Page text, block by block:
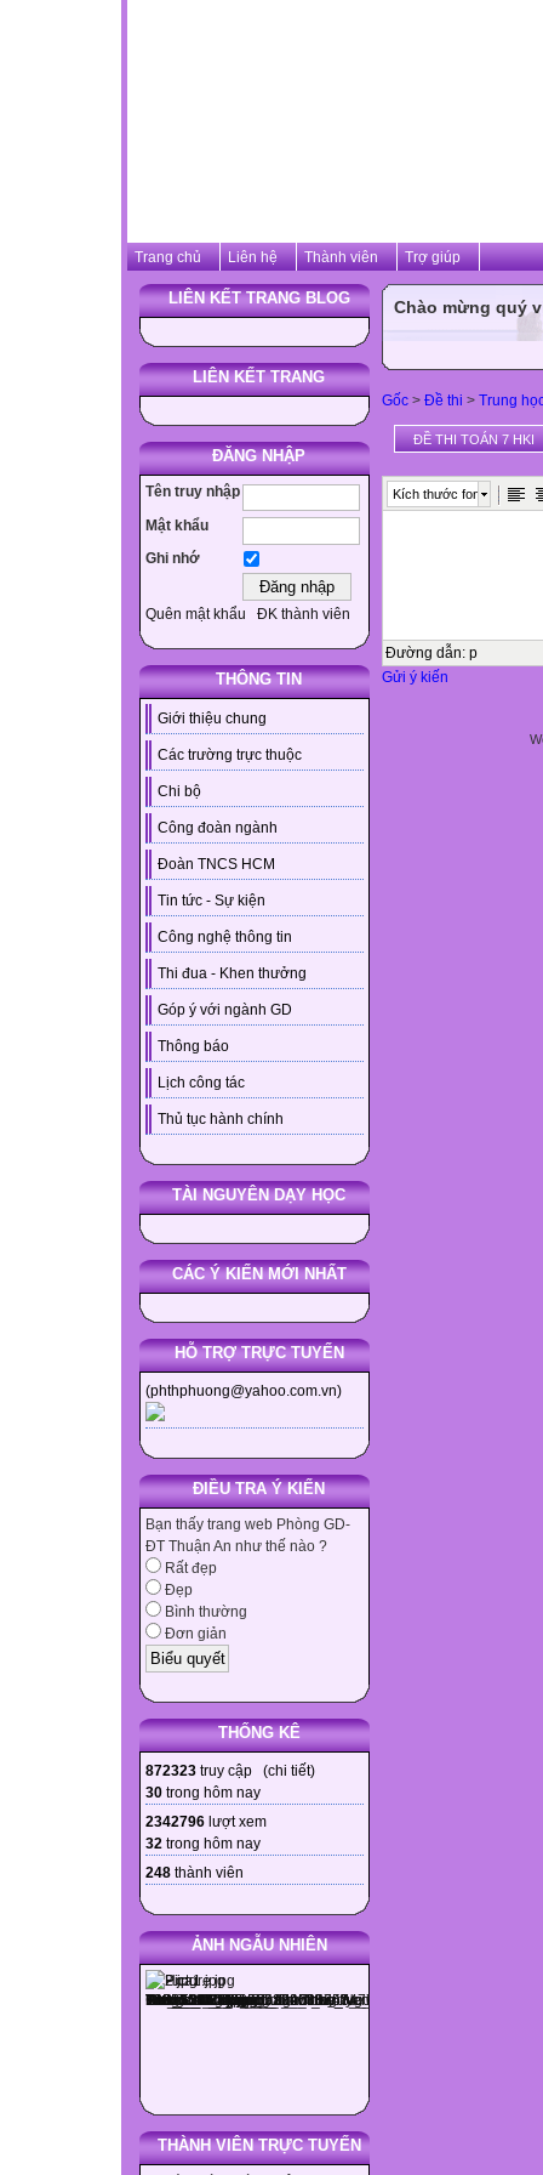
Trang chủ Liên hệ Thành viên Trợ giúp
LIÊN KẾT TRANG BLOG
LIÊN KẾT TRANG
ĐĂNG NHẬP
Tên truy nhập
Mật khẩu
Ghi nhớ
Quên mật khẩu ĐK thành viên
THÔNG TIN
Giới thiệu chung
Các trường trực thuộc
Chi bộ
Công đoàn ngành
Đoàn TNCS HCM
Tin tức - Sự kiện
Công nghệ thông tin
Thi đua - Khen thưởng
Góp ý với ngành GD
Thông báo
Lịch công tác
Thủ tục hành chính
TÀI NGUYÊN DẠY HỌC
CÁC Ý KIẾN MỚI NHẤT
HỖ TRỢ TRỰC TUYẾN
(phthphuong@yahoo.com.vn)
ĐIỀU TRA Ý KIẾN
Bạn thấy trang web Phòng GD-
ĐT Thuận An như thế nào ?
Rất đẹp
Đẹp
Bình thường
Đơn giản
THỐNG KÊ
872323 truy cập (chi tiết)
30 trong hôm nay
2342796 lượt xem
32 trong hôm nay
248 thành viên
ẢNH NGẪU NHIÊN
THÀNH VIÊN TRỰC TUYẾN
Chào mừng quý
Gốc > Đề thi > Trung
ĐỀ THI TOÁN 7 HKI
Kích thước font
Đường dẫn: p
Gửi ý kiến